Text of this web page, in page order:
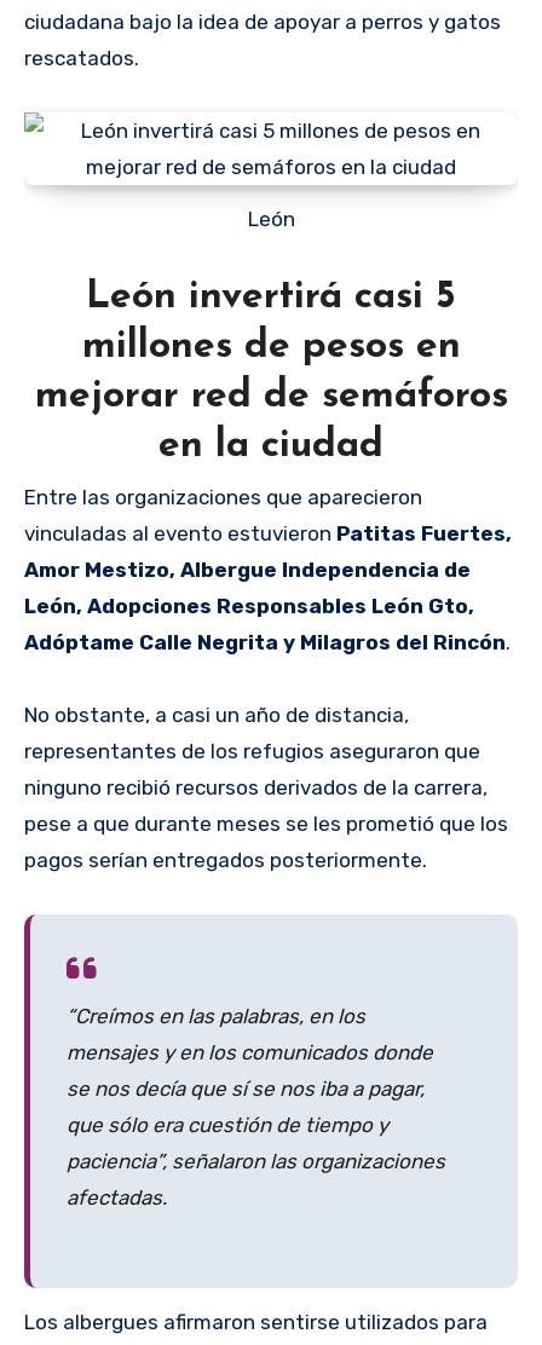
ciudadana bajo la idea de apoyar a perros y gatos
rescatados.
León
León invertirá casi 5
millones de pesos en
mejorar red de semáforos
en la ciudad
Entre las organizaciones que aparecieron
vinculadas al evento estuvieron Patitas Fuertes,
Amor Mestizo, Albergue Independencia de
León, Adopciones Responsables León Gto,
Adóptame Calle Negrita y Milagros del Rincón.
No obstante, a casi un año de distancia,
representantes de los refugios aseguraron que
ninguno recibió recursos derivados de la carrera,
pese a que durante meses se les prometió que los
pagos serían entregados posteriormente.
“Creímos en las palabras, en los
mensajes y en los comunicados donde
se nos decía que sí se nos iba a pagar,
que sólo era cuestión de tiempo y
paciencia”, señalaron las organizaciones
afectadas.
Los albergues afirmaron sentirse utilizados para